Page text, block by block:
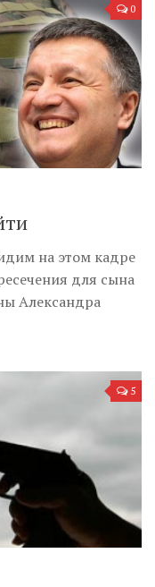
0
на этом кадре
для сына
Александра
5